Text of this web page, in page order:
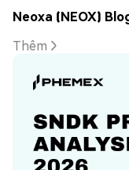
Neoxa (NEOX)
Thêm